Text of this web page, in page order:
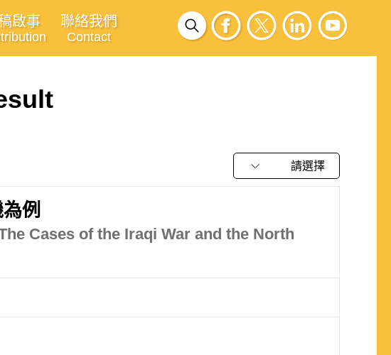
啟事 聯絡我們
Contact
請選擇
例
Cases of the Iraqi War and the North